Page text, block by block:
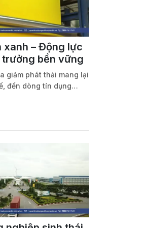
xanh – Động lực
bền vững
giảm phát thải mang lại
đến dòng tín dụng
nghìn tỷ đồng, tài